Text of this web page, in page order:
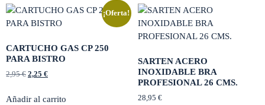
¡Oferta!
CARTUCHO GAS CP 250
PARA BISTRO
2,95€ 2,25 €
Añadir al carrito
SARTEN ACERO
INOXIDABLE BRA
PROFESIONAL 26 CMS.
28,95 €